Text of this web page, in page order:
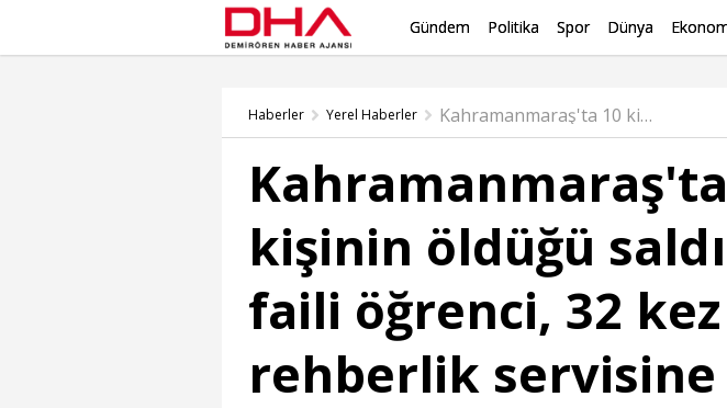
Gündem Politika Spor Dünya
Haberler Yerel Haberler Kahramanmaraş'ta 10 kişinin öldüğü saldırının faili öğrenci, 32 kez rehberlik servisine gitmiş Haber
kişinin öldüğü
faili öğrenci, 32 kez
rehberlik